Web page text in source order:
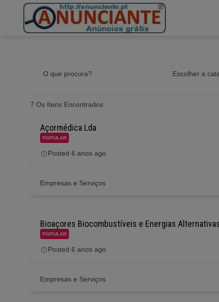
O que procura? Escolher a
7 Os Itens Encontrados
Açormédica Lda
POPULAR
Posted 6 anos ago
Empresas e Serviços
Bioaçores Biocombustíveis e Energias
POPULAR
Posted 6 anos ago
Empresas e Serviços